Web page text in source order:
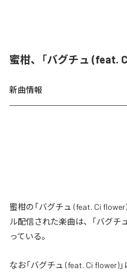
蜜柑、「バグチュ (feat.
新曲情報
蜜柑の「バグチュ (feat. Ci
ル配信された楽曲は、「バグチ
っている。
なお「バグチュ (feat. Ci flower)